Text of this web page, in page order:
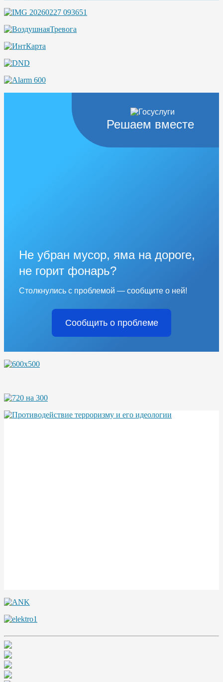
Решаем вместе
Не убран мусор, яма на дороге,
не горит фонарь?
Столкнулись с проблемой — сообщите о ней!
Сообщить о проблеме